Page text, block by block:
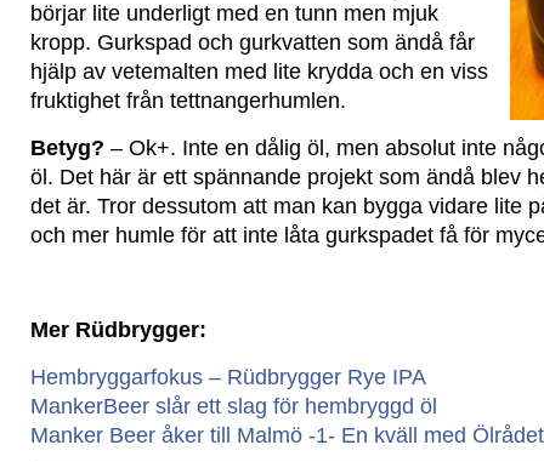
börjar lite underligt med en tunn men mjuk
kropp. Gurkspad och gurkvatten som ändå får
hjälp av vetemalten med lite krydda och en viss
fruktighet från tettnangerhumlen.
Betyg? – Ok+. Inte en dålig öl, men absolut inte
öl. Det här är ett spännande projekt som ändå blev
det är. Tror dessutom att man kan bygga vidare lite
och mer humle för att inte låta gurkspadet få för
Mer Rüdbrygger:
Hembryggarfokus – Rüdbrygger Rye IPA
MankerBeer slår ett slag för hembryggd öl
Manker Beer åker till Malmö -1- En kväll med Ölrådet